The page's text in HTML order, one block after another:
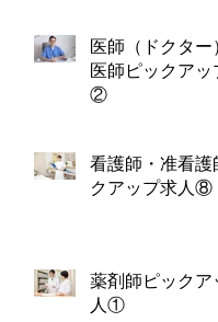
医師（ドクター
医師ピックアッ
②
看護師・准看護
クアップ求人⑧
薬剤師ピックア
人①